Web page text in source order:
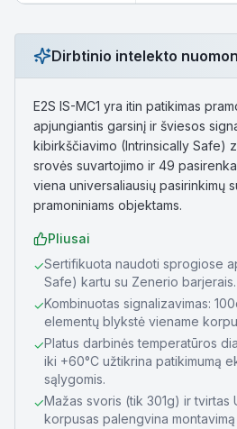
Dirbtinio intelekto
E2S IS-MC1 yra itin patikimas
apjungiantis garsinį ir šviesos
kibirkščiavimo (Intrinsically Safe)
srovės suvartojimo ir 49
viena universaliausių pasirinkimų
pramoniniams objektams.
Pliusai
✓Sertifikuota naudoti sprogiose
Safe) kartu su Zenerio barjerais.
✓Kombinuotas signalizavimas:
elementų blykstė viename
✓Platus darbinės temperatūros
iki +60°C užtikrina patikimumą
sąlygomis.
✓Mažas svoris (tik 301g) ir tvirtas
korpusas palengvina